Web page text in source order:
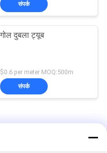
संपर्क
गोल दुबला ट्यूब
$0.6 per meter MOQ:500m
संपर्क
पाइप उदार फ्रेम संरचना